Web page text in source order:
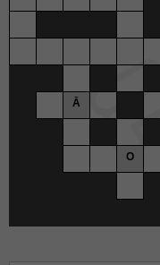
Ā
O